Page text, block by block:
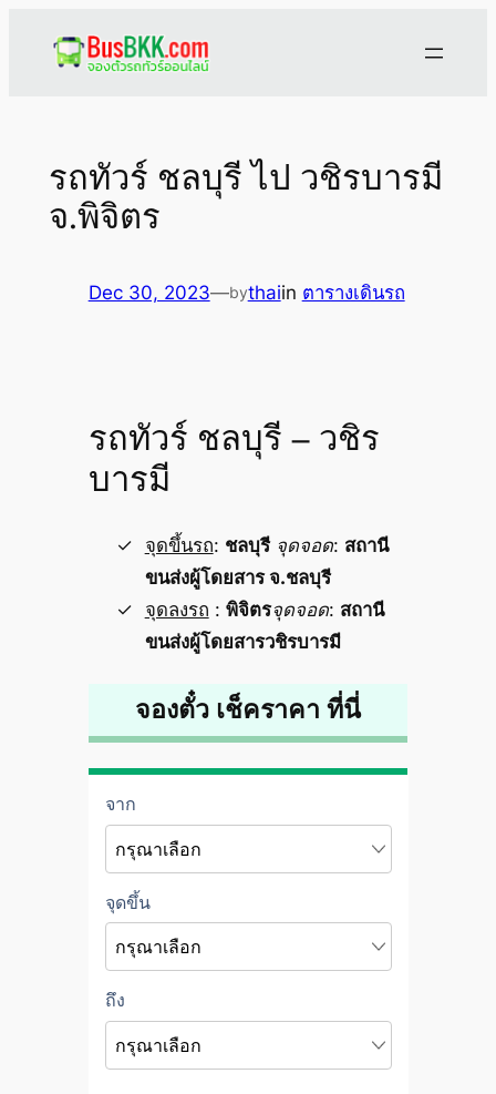
รถทัวร์ ชลบุรี ไป วชิรบารมี
จ.พิจิตร
Dec 30, 2023—bythaiin ตารางเดินรถ
รถทัวร์ ชลบุรี – วชิร
บารมี
จุดขึ้นรถ: ชลบุรี จุดจอด: สถานี
ขนส่งผู้โดยสาร จ.ชลบุรี
จุดลงรถ : พิจิตรจุดจอด: สถานี
ขนส่งผู้โดยสารวชิรบารมี
จองตั๋ว เช็คราคา ที่นี่